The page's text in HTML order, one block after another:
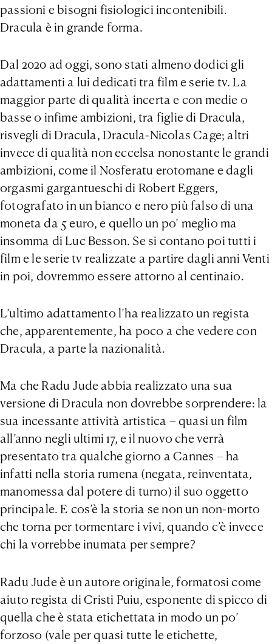
passioni e bisogni fisiologici incontenibili.
Dracula è in grande forma.
Dal 2020 ad oggi, sono stati almeno dodici gli
adattamenti a lui dedicati tra film e serie tv. La
maggior parte di qualità incerta e con medie o
basse o infime ambizioni, tra figlie di Dracula,
risvegli di Dracula, Dracula-Nicolas Cage; altri
invece di qualità non eccelsa nonostante le grandi
ambizioni, come il Nosferatu erotomane e dagli
orgasmi gargantueschi di Robert Eggers,
fotografato in un bianco e nero più falso di una
moneta da 5 euro, e quello un po’ meglio ma
insomma di Luc Besson. Se si contano poi tutti i
film e le serie tv realizzate a partire dagli anni Venti
in poi, dovremmo essere attorno al centinaio.
L’ultimo adattamento l’ha realizzato un regista
che, apparentemente, ha poco a che vedere con
Dracula, a parte la nazionalità.
Ma che Radu Jude abbia realizzato una sua
versione di Dracula non dovrebbe sorprendere: la
sua incessante attività artistica – quasi un film
all’anno negli ultimi 17, e il nuovo che verrà
presentato tra qualche giorno a Cannes – ha
infatti nella storia rumena (negata, reinventata,
manomessa dal potere di turno) il suo oggetto
principale. E cos’è la storia se non un non-morto
che torna per tormentare i vivi, quando c’è invece
chi la vorrebbe inumata per sempre?
Radu Jude è un autore originale, formatosi come
aiuto regista di Cristi Puiu, esponente di spicco di
quella che è stata etichettata in modo un po’
forzoso (vale per quasi tutte le etichette,